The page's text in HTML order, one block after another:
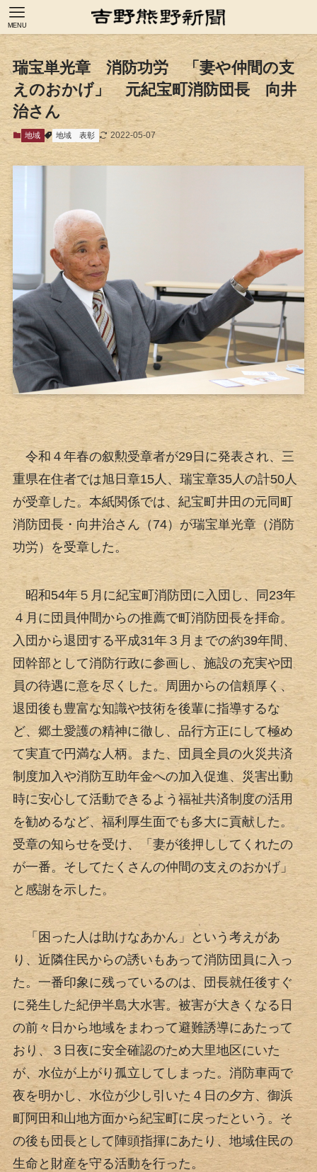
MENU
瑞宝単光章 消防功労 「妻や仲間の支
えのおかげ」 元紀宝町消防団長 向井
治さん
地域 地域 表彰 2022-05-07
令和４年春の叙勲受章者が29日に発表され、三
重県在住者では旭日章15人、瑞宝章35人の計50人
が受章した。本紙関係では、紀宝町井田の元同町
消防団長・向井治さん（74）が瑞宝単光章（消防
功労）を受章した。
昭和54年５月に紀宝町消防団に入団し、同23年
４月に団員仲間からの推薦で町消防団長を拝命。
入団から退団する平成31年３月までの約39年間、
団幹部として消防行政に参画し、施設の充実や団
員の待遇に意を尽くした。周囲からの信頼厚く、
退団後も豊富な知識や技術を後輩に指導するな
ど、郷土愛護の精神に徹し、品行方正にして極め
て実直で円満な人柄。また、団員全員の火災共済
制度加入や消防互助年金への加入促進、災害出動
時に安心して活動できるよう福祉共済制度の活用
を勧めるなど、福利厚生面でも多大に貢献した。
受章の知らせを受け、「妻が後押ししてくれたの
が一番。そしてたくさんの仲間の支えのおかげ」
と感謝を示した。
「困った人は助けなあかん」という考えがあ
り、近隣住民からの誘いもあって消防団員に入っ
た。一番印象に残っているのは、団長就任後すぐ
に発生した紀伊半島大水害。被害が大きくなる日
の前々日から地域をまわって避難誘導にあたって
おり、３日夜に安全確認のため大里地区にいた
が、水位が上がり孤立してしまった。消防車両で
夜を明かし、水位が少し引いた４日の夕方、御浜
町阿田和山地方面から紀宝町に戻ったという。そ
の後も団長として陣頭指揮にあたり、地域住民の
生命と財産を守る活動を行った。